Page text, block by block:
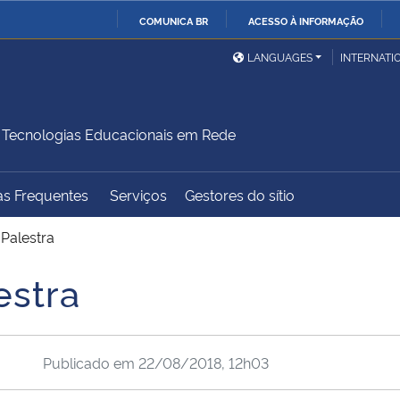
COMUNICA BR ACESSO À INFORMAÇÃO
Ministério da Defesa
Ministério das Relações
Exteriores
Ministério do
Desenvolvimento Regional
Controladoria-Geral da
Advocacia-Geral da União
LANGUAGES
Educacionais em Rede
Frequentes Serviços Gestores do sítio
Publicado em 22/08/2018, 12h03